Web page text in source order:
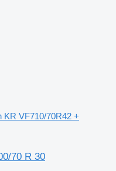
KR VF710/70R42 +
70 R 30